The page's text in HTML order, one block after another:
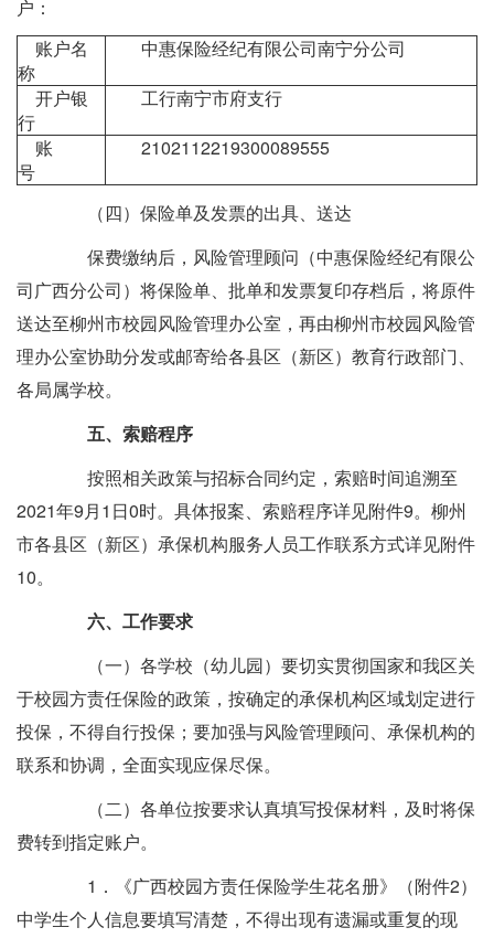
户：
账户名
称
中惠保险经纪有限公司南宁分公司
开户银
行
工行南宁市府支行
账
号
2102112219300089555
（四）保险单及发票的出具、送达
保费缴纳后，风险管理顾问（中惠保险经纪有限公
司广西分公司）将保险单、批单和发票复印存档后，将原件
送达至柳州市校园风险管理办公室，再由柳州市校园风险管
理办公室协助分发或邮寄给各县区（新区）教育行政部门、
各局属学校。
五、索赔程序
按照相关政策与招标合同约定，索赔时间追溯至
2021年9月1日0时。具体报案、索赔程序详见附件9。柳州
市各县区（新区）承保机构服务人员工作联系方式详见附件
10。
六、工作要求
（一）各学校（幼儿园）要切实贯彻国家和我区关
于校园方责任保险的政策，按确定的承保机构区域划定进行
投保，不得自行投保；要加强与风险管理顾问、承保机构的
联系和协调，全面实现应保尽保。
（二）各单位按要求认真填写投保材料，及时将保
费转到指定账户。
1．《广西校园方责任保险学生花名册》（附件2）
中学生个人信息要填写清楚，不得出现有遗漏或重复的现